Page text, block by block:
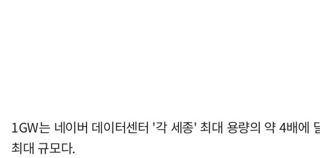
1GW는 네이버 데이터센터 '각 세종' 최대 용량의 약 4배에
최대 규모다.